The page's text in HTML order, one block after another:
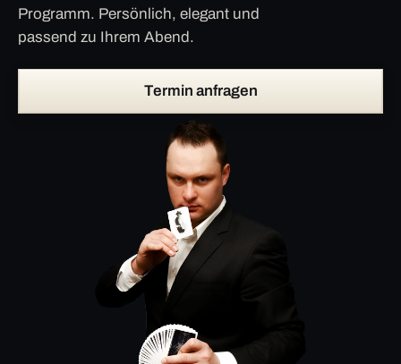
Programm. Persönlich, elegant und
passend zu Ihrem Abend.
Termin anfragen